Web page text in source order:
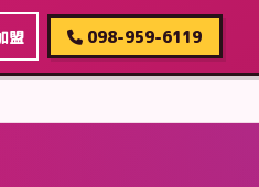
盟 098-959-6119